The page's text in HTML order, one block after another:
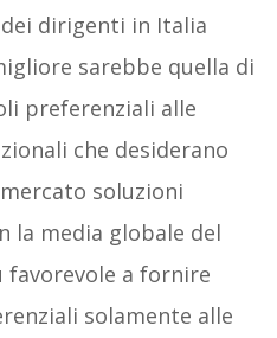
dei dirigenti in Italia
sarebbe quella di
preferenziali alle
che desiderano
soluzioni
la media globale del
favorevole a fornire
solamente alle